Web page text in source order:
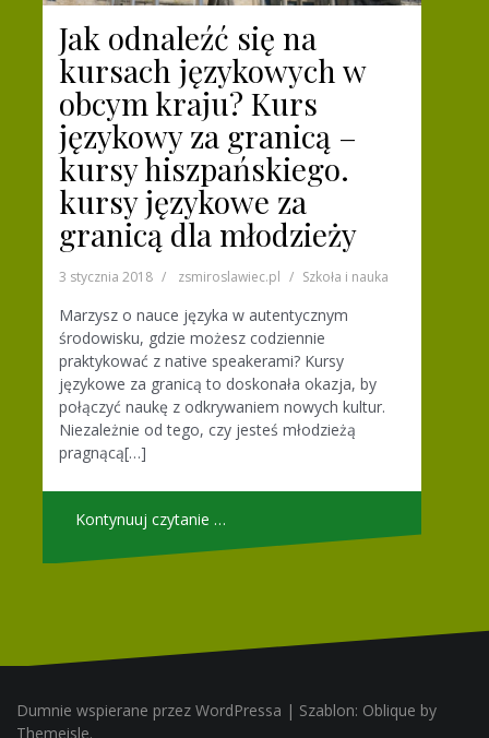
Jak odnaleźć się na
kursach językowych w
obcym kraju? Kurs
językowy za granicą –
kursy hiszpańskiego.
kursy językowe za
granicą dla młodzieży
3 stycznia 2018 zsmiroslawiec.pl Szkoła i nauka
Marzysz o nauce języka w autentycznym
środowisku, gdzie możesz codziennie
praktykować z native speakerami? Kursy
językowe za granicą to doskonała okazja, by
połączyć naukę z odkrywaniem nowych kultur.
Niezależnie od tego, czy jesteś młodzieżą
pragnącą[…]
Kontynuuj czytanie …
Dumnie wspierane przez WordPressa | Szablon: Oblique by
Themeisle.